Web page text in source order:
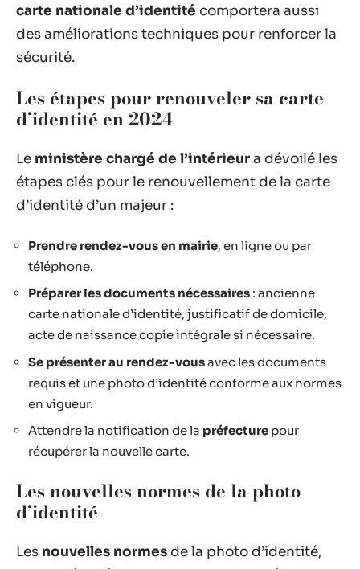
carte nationale d’identité comportera aussi
des améliorations techniques pour renforcer la
sécurité.
Les étapes pour renouveler sa carte
d’identité en 2024
Le ministère chargé de l’intérieura dévoilé les
étapes clés pour le renouvellement de la carte
d’identité d’un majeur :
Prendre rendez-vous en mairie, en ligne ou par
téléphone.
Préparer les documents nécessaires : ancienne
carte nationale d’identité, justificatif de domicile,
acte de naissance copie intégrale si nécessaire.
Se présenter au rendez-vousavec les documents
requis et une photo d’identité conforme aux normes
en vigueur.
Attendre la notification de la préfecture pour
récupérer la nouvelle carte.
Les nouvelles normes de la photo
d’identité
Les nouvelles normes de la photo d’identité,